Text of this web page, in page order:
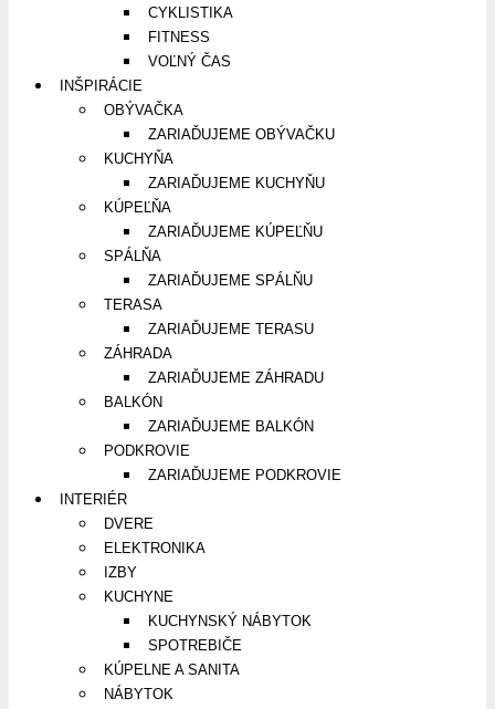
CYKLISTIKA
FITNESS
VOĽNÝ ČAS
INŠPIRÁCIE
OBÝVAČKA
ZARIAĎUJEME OBÝVAČKU
KUCHYŇA
ZARIAĎUJEME KUCHYŇU
KÚPEĽŇA
ZARIAĎUJEME KÚPEĽŇU
SPÁLŇA
ZARIAĎUJEME SPÁLŇU
TERASA
ZARIAĎUJEME TERASU
ZÁHRADA
ZARIAĎUJEME ZÁHRADU
BALKÓN
ZARIAĎUJEME BALKÓN
PODKROVIE
ZARIAĎUJEME PODKROVIE
INTERIÉR
DVERE
ELEKTRONIKA
IZBY
KUCHYNE
KUCHYNSKÝ NÁBYTOK
SPOTREBIČE
KÚPELNE A SANITA
NÁBYTOK